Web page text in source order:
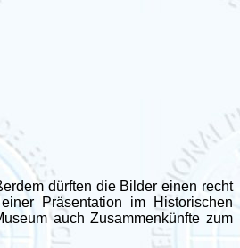
dürften die Bilder einen recht
Präsentation im Historischen
auch Zusammenkünfte zum